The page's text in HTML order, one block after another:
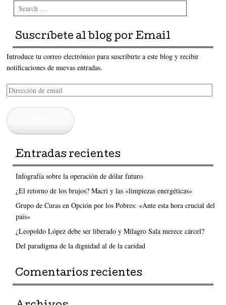
Search
Suscríbete al blog por Email
Introduce tu correo electrónico para suscribirte a este blog y recibir
notificaciones de nuevas entradas.
Dirección
de
email
Entradas recientes
Infografía sobre la operación de dólar futuro
¿El retorno de los brujos? Macri y las «limpiezas energéticas»
Grupo de Curas en Opción por los Pobres: «Ante esta hora crucial del
país»
¿Leopoldo López debe ser liberado y Milagro Sala merece cárcel?
Del paradigma de la dignidad al de la caridad
Comentarios recientes